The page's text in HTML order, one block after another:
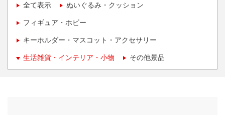
全て表示 ぬいぐるみ・クッション
フィギュア・ホビー
キーホルダー・マスコット・アクセサリー
生活雑貨・インテリア・小物 その他景品